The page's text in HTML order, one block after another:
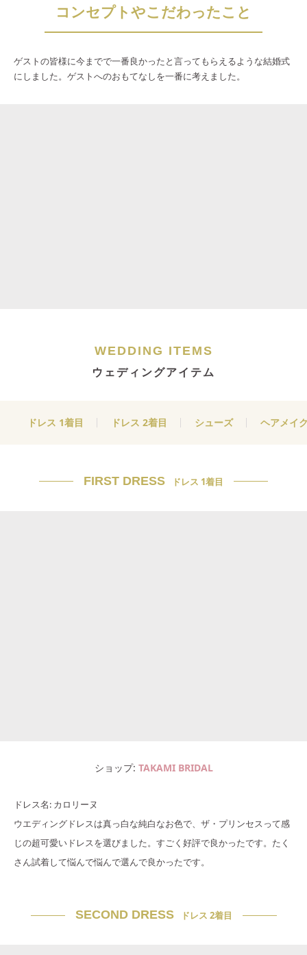
コンセプトやこだわったこと
ゲストの皆様に今までで一番良かったと言ってもらえるような結婚式
にしました。ゲストへのおもてなしを一番に考えました。
WEDDING ITEMS
ウェディングアイテム
ドレス 1着目 ドレス 2着目 シューズ ヘアメイ
FIRST DRESS ドレス 1着目
ショップ TAKAMI BRIDAL
ドレス名: カロリーヌ
ウエディングドレスは真っ白な純白なお色で、ザ・プリンセスって感
じの超可愛いドレスを選びました。すごく好評で良かったです。たく
さん試着して悩んで悩んで選んで良かったです。
SECOND DRESS ドレス 2着目